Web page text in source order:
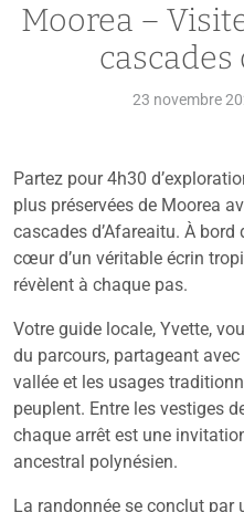
Moorea –
cascades
23 novembre
Partez pour 4h30
plus préservées de Moorea
cascades d’Afareaitu. À bord
cœur d’un véritable écrin
révèlent à chaque pas.
Votre guide locale, Yvette,
du parcours, partageant
vallée et les usages
peuplent. Entre les vestiges
chaque arrêt est une
ancestral polynésien.
La randonnée se conclut par